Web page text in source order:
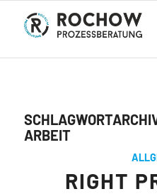
ARBEIT
RIGHT